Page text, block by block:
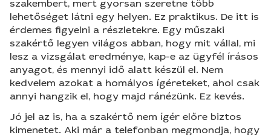
szakembert, mert gyorsan szeretne több
lehetőséget látni egy helyen. Ez praktikus. De itt is
érdemes figyelni a részletekre. Egy műszaki
szakértő legyen világos abban, hogy mit vállal, mi
lesz a vizsgálat eredménye, kap-e az ügyfél írásos
anyagot, és mennyi idő alatt készül el. Nem
kedvelem azokat a homályos ígéreteket, ahol csak
annyi hangzik el, hogy majd ránézünk. Ez kevés.
Jó jel az is, ha a szakértő nem ígér előre biztos
kimenetet. Aki már a telefonban megmondja, hogy